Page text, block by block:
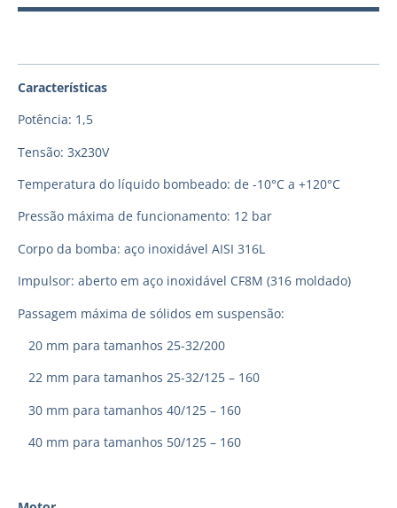
Características
Potência: 1,5
Tensão: 3x230V
Temperatura do líquido bombeado: de -10°C a +120°C
Pressão máxima de funcionamento: 12 bar
Corpo da bomba: aço inoxidável AISI 316L
Impulsor: aberto em aço inoxidável CF8M (316 moldado)
Passagem máxima de sólidos em suspensão:
20 mm para tamanhos 25-32/200
22 mm para tamanhos 25-32/125 – 160
30 mm para tamanhos 40/125 – 160
40 mm para tamanhos 50/125 – 160